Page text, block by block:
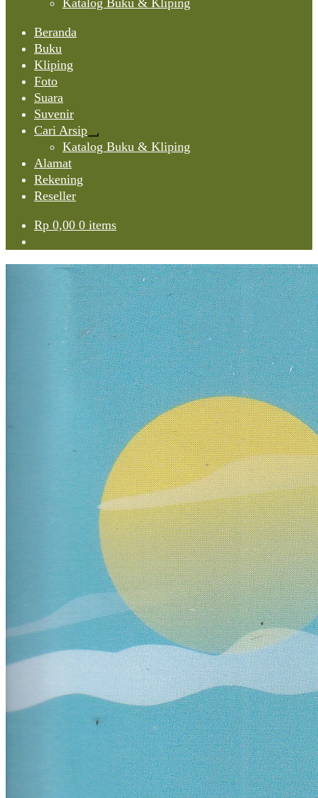
Katalog Buku & Kliping
Beranda
Buku
Kliping
Foto
Suara
Suvenir
Cari Arsip
Expand
child
Katalog Buku & Kliping
Alamat
Rekening
Reseller
Rp 0,00 0 items